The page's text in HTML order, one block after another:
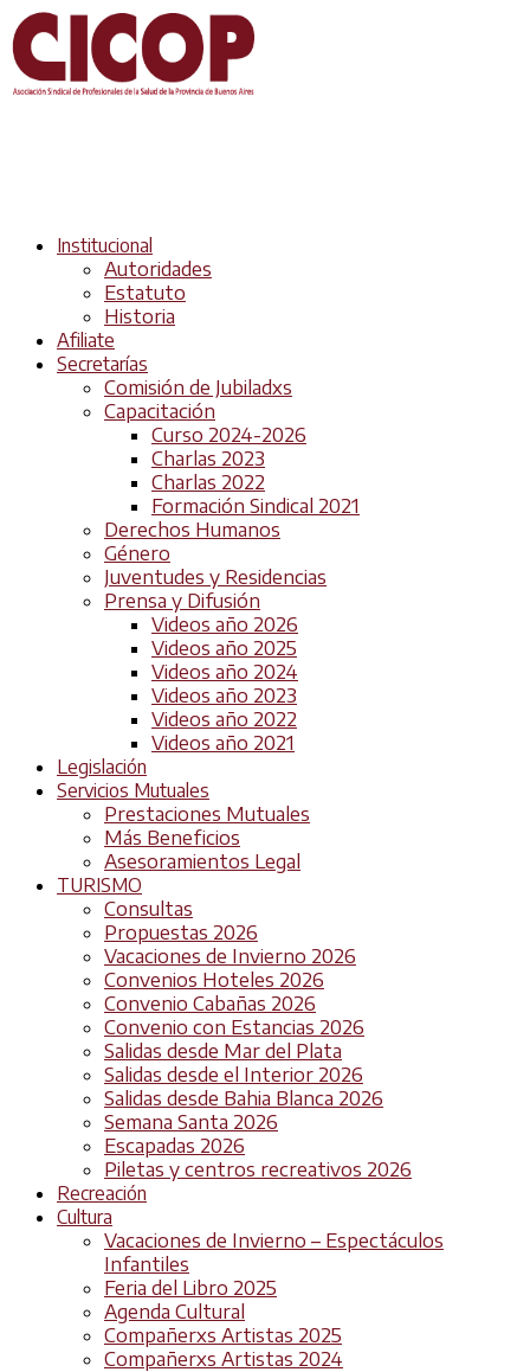
Institucional
Autoridades
Estatuto
Historia
Afiliate
Secretarías
Comisión de Jubiladxs
Capacitación
Curso 2024-2026
Charlas 2023
Charlas 2022
Formación Sindical 2021
Derechos Humanos
Género
Juventudes y Residencias
Prensa y Difusión
Videos año 2026
Videos año 2025
Videos año 2024
Videos año 2023
Videos año 2022
Videos año 2021
Legislación
Servicios Mutuales
Prestaciones Mutuales
Más Beneficios
Asesoramientos Legal
TURISMO
Consultas
Propuestas 2026
Vacaciones de Invierno 2026
Convenios Hoteles 2026
Convenio Cabañas 2026
Convenio con Estancias 2026
Salidas desde Mar del Plata
Salidas desde el Interior 2026
Salidas desde Bahia Blanca 2026
Semana Santa 2026
Escapadas 2026
Piletas y centros recreativos 2026
Recreación
Cultura
Vacaciones de Invierno – Espectáculos
Infantiles
Feria del Libro 2025
Agenda Cultural
Compañerxs Artistas 2025
Compañerxs Artistas 2024